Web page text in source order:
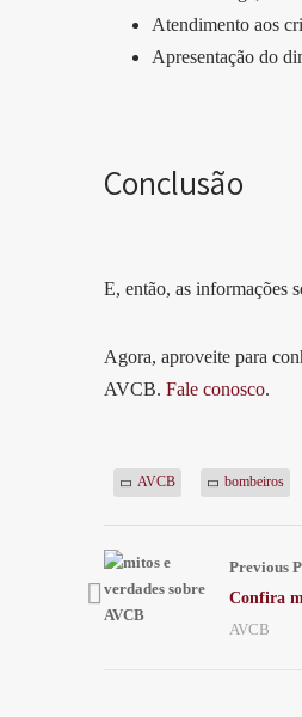
Atendimento aos
Apresentação do
Conclusão
E, então, as informações
Agora, aproveite para
AVCB. Fale conosco.
AVCB bombeiros
Previous
Confira
AVCB